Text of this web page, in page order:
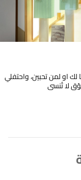
او لمن تحبين، واحتفلي
لا تُنسى